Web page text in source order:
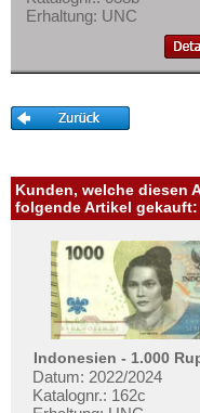
Korea (alt)
Laos
Libanon
Malaya
Malaya & Britisch
Malaysia
Malediven
Mongolei
Myanmar
Nagorny Karabach
Nepal
Mehr über...
Privatsphäre und
Widerrufsbelehrung
AGB
Impressum
Erhaltung: UNC
Kunden, welche diesen
folgende Artikel gekauft:
Indonesien - 1.000
Datum: 2022/2024
Katalognr.: 162c